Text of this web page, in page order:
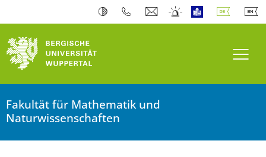
Fakultät für Mathematik und
Naturwissenschaften